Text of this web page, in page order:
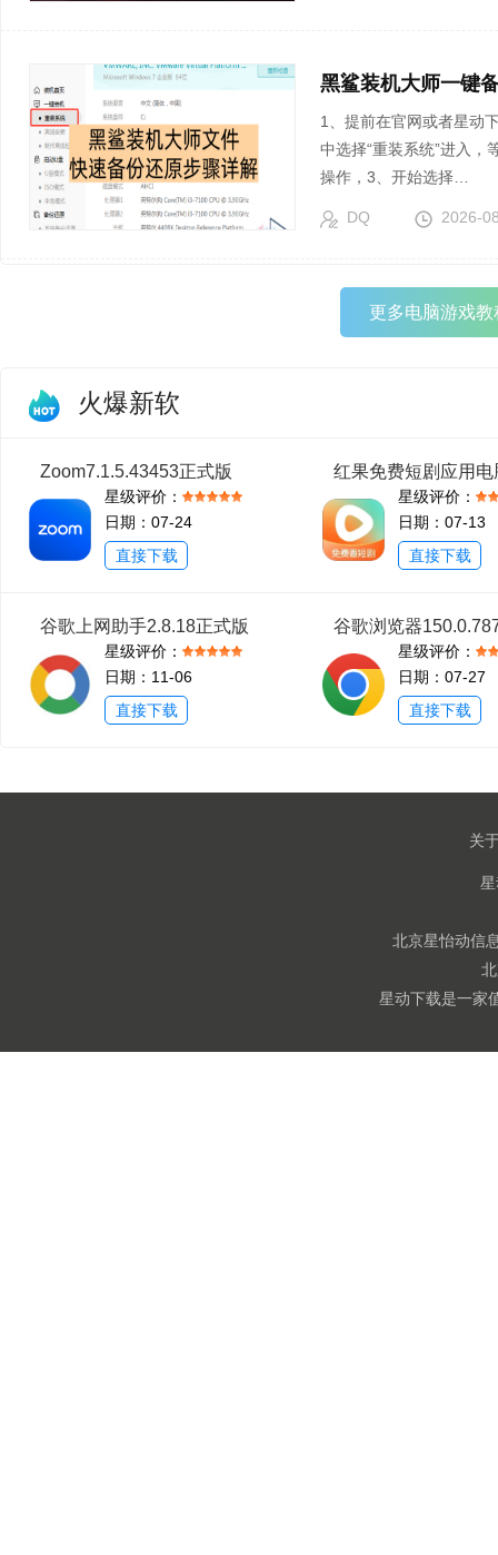
黑鲨装机大师一键
1、提前在官网或者星动
中选择“重装系统”进入，
操作，3、开始选择…
DQ 2026-
更多电脑游戏教
火爆新软
Zoom7.1.5.43453正式版
星级评价：
日期：07-24
直接下载
星级评价：
日期：07-13
直接下载
谷歌上网助手2.8.18正式版
星级评价：
日期：11-06
直接下载
星级评价：
日期：07-27
直接下载
关
北京星怡动信
星动下载是一家